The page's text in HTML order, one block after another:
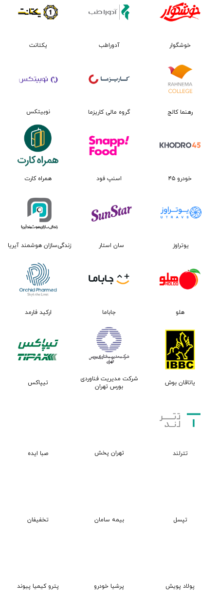
خوشگوار آدوراطب یکتانت
رهنما کالج گروه مالی کاریزما نوبیتکس
خودرو ۴۵ اسنپ فود همراه کارت
یوتراوز سان استار زندگی‌سازان هوشمند آیریا
هلو جاباما ارکید فارمد
یاتاقان بوش
شرکت مدیریت فناوردی
بورس تهران
تیپاکس
تترلند تهران پخش صبا ایده
تپسل بیمه سامان تخفیفان
پولاد پویش پرشیا خودرو پترو کیمیا پیوند